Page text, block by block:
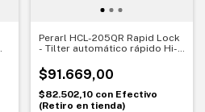
Perarl HCL-205QR Rapid Lock
- Tilter automático rápido Hi-
$91.669,00
$82.502,10 con Efectivo
(Retiro en tienda)